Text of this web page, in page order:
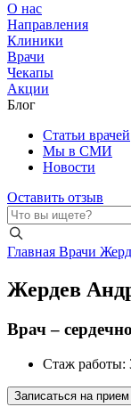
О нас
Направления
Клиники
Врачи
Чекапы
Акции
Блог
Статьи врачей
Мы в СМИ
Новости
Оставить отзыв
Главная Врачи
Жердев
Врач –
Стаж работы:
Записаться на прием